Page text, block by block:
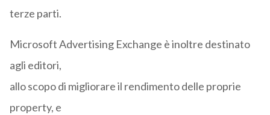
terze parti.
Microsoft Advertising Exchange è inoltre destinato
agli editori,
allo scopo di migliorare il rendimento delle proprie
property, e